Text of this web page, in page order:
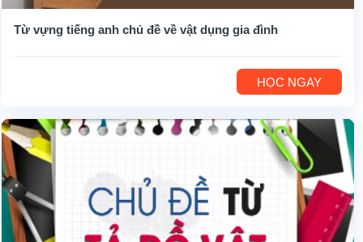
Từ vựng tiếng anh chủ đề về vật dụng gia đình
HỌC NGAY